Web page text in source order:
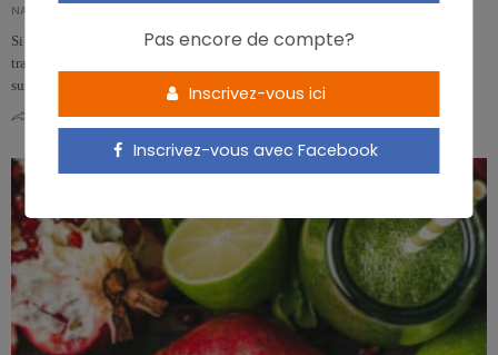
NATHALIE DUMONT
Si ces mots anglais ne vous disent pas grand chose, peut-être que leur
traduction française «alimentation consciente» vous parle davantage. Basé
sur…
1
Pas encore de compte?
Inscrivez-vous ici
Inscrivez-vous avec Facebook